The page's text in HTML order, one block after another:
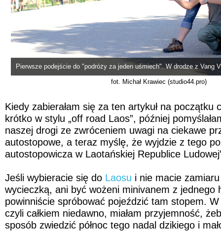
Pierwsze podejście do "podróży za jeden uśmiech". W drodze z Vang
fot. Michał Krawiec (studio44.pro)
Kiedy zabierałam się za ten artykuł na początku
krótko w stylu „off road Laos”, później
naszej drogi ze zwróceniem uwagi na ciekawe
autostopowe, a teraz myślę, że wyjdzie z tego
autostopowicza w Laotańskiej Republice
Jeśli wybieracie się do Laosu i nie macie
wycieczką, ani być wożeni minivanem z jednego
powinniście spróbować pojeździć tam stopem.
czyli całkiem niedawno, miałam przyjemność,
sposób zwiedzić północ tego nadal dzikiego i